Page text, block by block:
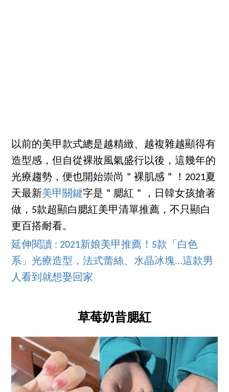
以前的美甲款式總是越精緻、越複雜越顯得有
造型感，但自從裸妝風氣盛行以後，這幾年的
光療趨勢，便也開始崇尚＂裸肌感＂！2021夏
天最新美甲關鍵字是＂腮紅＂，日韓女孩搶著
做，5款超顯白腮紅美甲清單推薦，不只顯白
更百搭耐看。
延伸閱讀 : 2021新娘美甲推薦！5款「白色
系」光療造型，法式蕾絲、水晶冰塊...這款男
人看到就想娶回家
草莓奶昔腮紅